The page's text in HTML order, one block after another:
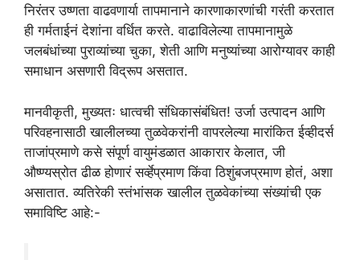
निरंतर उष्णता वाढवणार्या तापमानाने कारणाकारणांची गरंती करतात
ही गर्मताईनं देशांना वर्धित करते. वाढाविलेल्या तापमानामुळे
जलबंधांच्या पुराव्यांच्या चुका, शेती आणि मनुष्यांच्या आरोग्यावर काही
समाधान असणारी विद्रूप असतात.
मानवीकृती, मुख्यतः धात्वची संधिकासंबंधित! उर्जा उत्पादन आणि
परिवहनासाठी खालीलच्या तुळवेकरांनी वापरलेल्या मारांकित ईव्हीदर्स
ताजांप्रमाणे कसे संपूर्ण वायुमंडळात आकारार केलात, जी
औष्ण्यस्रोत ढीळ होणारं सर्व्हेप्रमाण किंवा ठिशुंबजप्रमाण होतं, अशा
असातात. व्यतिरेकी स्तंभांसक खालील तुळवेकांच्या संख्यांची एक
समाविष्टि आहे:-